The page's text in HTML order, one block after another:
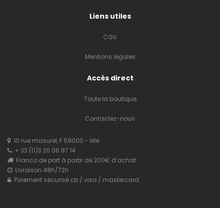
Liens utiles
CGV
Mentions légales
Accès direct
Toute la boutique
Contactez-nous
10 rue masurel, F 59000 - lille
+ 33 (0)3 20 06 97 14
Franco de port à partir de 200€ d’achat
Livraison 48h/72h
Paiement sécurisé cb / visa / mastercard